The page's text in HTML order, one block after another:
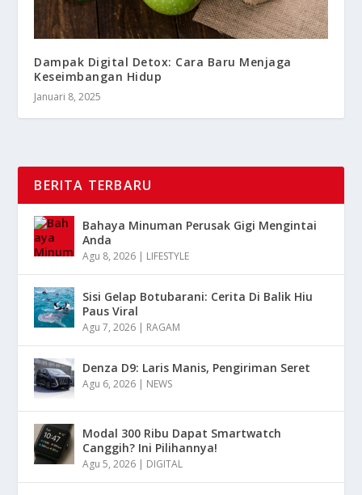
Dampak Digital Detox: Cara Baru Menjaga
Keseimbangan Hidup
Januari 8, 2025
BERITA TERBARU
Bahaya Minuman Perusak Gigi Mengintai
Anda
Agu 8, 2026 | LIFESTYLE
Sisi Gelap Botubarani: Cerita Di Balik Hiu
Paus Viral
Agu 7, 2026 | RAGAM
Denza D9: Laris Manis, Pengiriman Seret
Agu 6, 2026 | NEWS
Modal 300 Ribu Dapat Smartwatch
Canggih? Ini Pilihannya!
Agu 5, 2026 | DIGITAL